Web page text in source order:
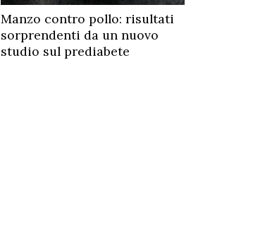
Manzo contro pollo: risultati
sorprendenti da un nuovo
studio sul prediabete